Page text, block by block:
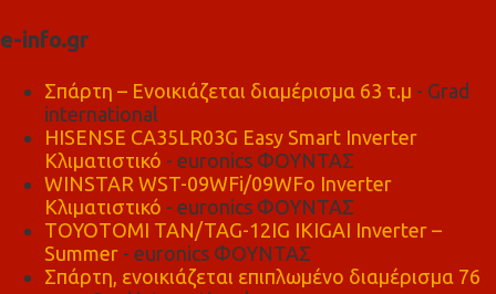
e-info.gr
Σπάρτη – Ενοικιάζεται διαμέρισμα 63 τ.μ - Grad
international
HISENSE CA35LR03G Easy Smart Inverter
Κλιματιστικό - euronics ΦΟΥΝΤΑΣ
WINSTAR WST-09WFi/09WFo Inverter
Κλιματιστικό - euronics ΦΟΥΝΤΑΣ
TOYOTOMI TAN/TAG-12IG IKIGAI Inverter –
Summer - euronics ΦΟΥΝΤΑΣ
Σπάρτη, ενοικιάζεται επιπλωμένο διαμέρισμα 76